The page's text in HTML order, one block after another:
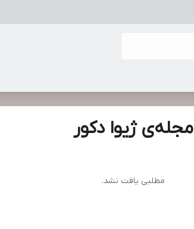
مجله‌ی ژیوا دکور
مطلبی یافت نشد.